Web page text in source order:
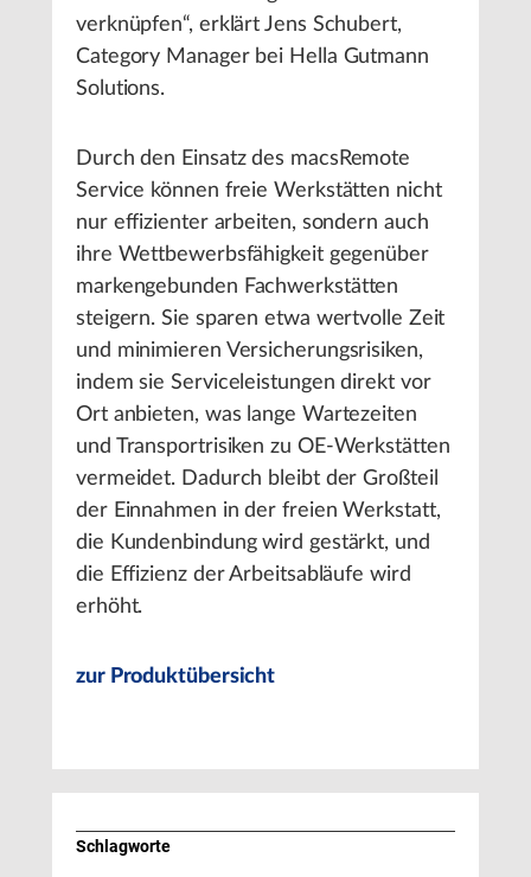
verknüpfen“, erklärt Jens Schubert,
Category Manager bei Hella Gutmann
Solutions.
Durch den Einsatz des macsRemote
Service können freie Werkstätten nicht
nur effizienter arbeiten, sondern auch
ihre Wettbewerbsfähigkeit gegenüber
markengebunden Fachwerkstätten
steigern. Sie sparen etwa wertvolle Zeit
und minimieren Versicherungsrisiken,
indem sie Serviceleistungen direkt vor
Ort anbieten, was lange Wartezeiten
und Transportrisiken zu OE-Werkstätten
vermeidet. Dadurch bleibt der Großteil
der Einnahmen in der freien Werkstatt,
die Kundenbindung wird gestärkt, und
die Effizienz der Arbeitsabläufe wird
erhöht.
zur Produktübersicht
Schlagworte